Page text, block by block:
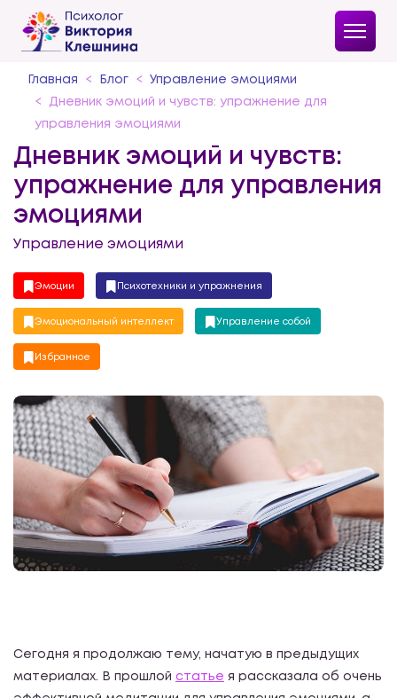
Главная Блог Управление эмоциями
Дневник эмоций и чувств: упражнение для
управления эмоциями
Дневник эмоций и чувств:
упражнение для управления
эмоциями
Управление эмоциями
Сегодня я продолжаю тему, начатую в предыдущих
материалах. В прошлой статье я рассказала об очень
Эмоции Психотехники и упражнения
Эмоциональный интеллект Управление собой
Избранное